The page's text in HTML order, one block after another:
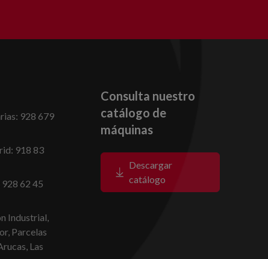
928 679
918 83
62 45
Industrial,
Parcelas
Las
Consulta nuestro
catálogo de
máquinas
Descargar
catálogo